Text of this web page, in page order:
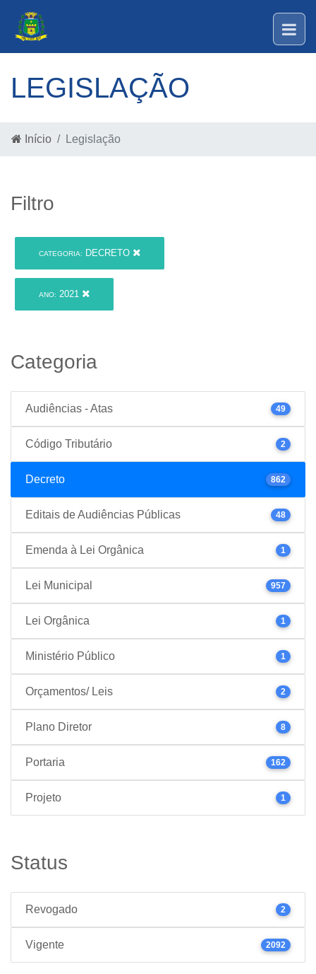
LEGISLAÇÃO
Início Legislação
Filtro
CATEGORIA: DECRETO
ANO: 2021
Categoria
Audiências - Atas 49
Código Tributário 2
Decreto 862
Editais de Audiências Públicas 48
Emenda à Lei Orgânica 1
Lei Municipal 957
Lei Orgânica 1
Ministério Público 1
Orçamentos/ Leis 2
Plano Diretor 8
Portaria 162
Projeto 1
Status
Revogado 2
Vigente 2092